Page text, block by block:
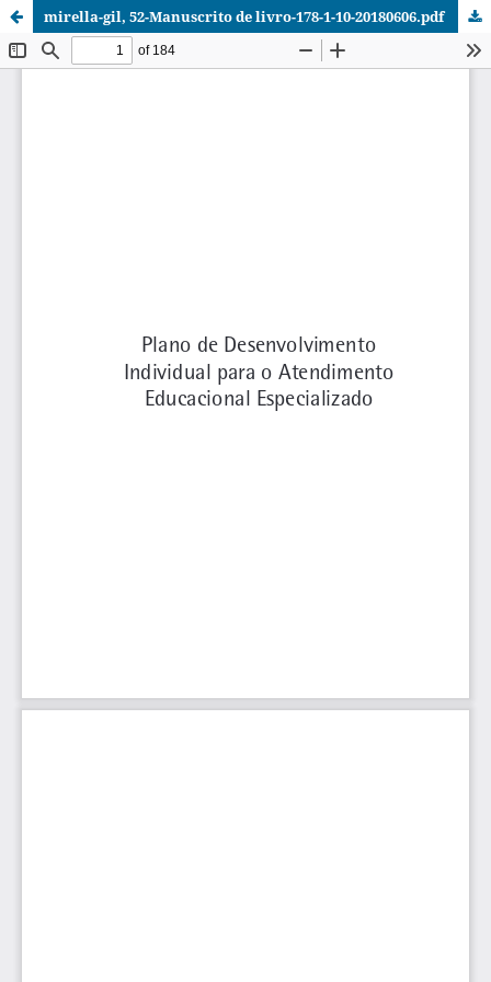
mirella-gil, 52-Manuscrito de livro-178-1-10-20180606.pdf